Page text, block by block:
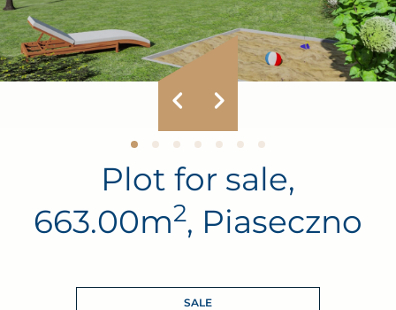
Plot for sale,
663.00m2, Piaseczno
SALE